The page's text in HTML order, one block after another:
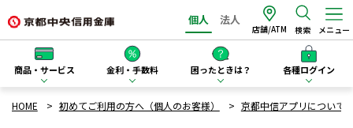
個人 法人
店舗/ATM 検索 メニュー
商品・サービス 金利・手数料 困ったときは？ 各種ログイン
HOME 初めてご利用の方へ（個人のお客様） 京都中信アプリについて